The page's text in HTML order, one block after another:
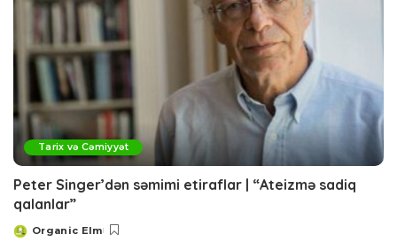
Tarix və Cəmiyyət
Peter Singer’dən səmimi etiraflar | “Ateizmə sadiq
qalanlar”
Posted
Organic Elm